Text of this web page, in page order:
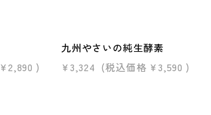
¥2,890 )
九州やさいの純生酵素
¥3,324 (税込価格 ¥3,590 )